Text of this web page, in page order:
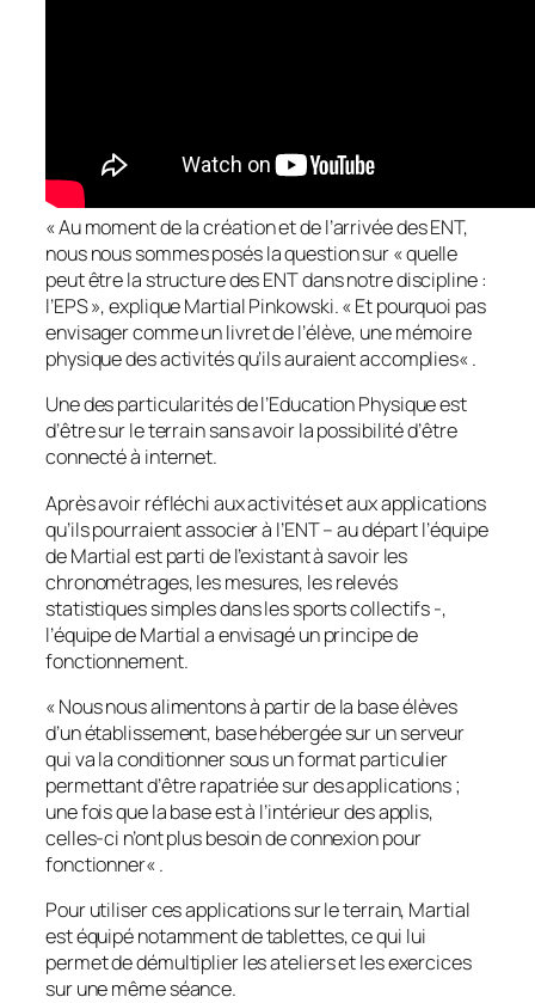
«Au moment de la création et de l’arrivée des ENT,
nous nous sommes posés la question sur « quelle
peut être la structure des ENT dans notre discipline :
l’EPS », explique Martial Pinkowski. «Et pourquoi pas
envisager comme un livret de l’élève, une mémoire
physique des activités qu’ils auraient accomplies« .
Une des particularités de l’Education Physique est
d’être sur le terrain sans avoir la possibilité d’être
connecté à internet.
Après avoir réfléchi aux activités et aux applications
qu’ils pourraient associer à l’ENT – au départ l’équipe
de Martial est parti de l’existant à savoir les
chronométrages, les mesures, les relevés
statistiques simples dans les sports collectifs -,
l’équipe de Martial a envisagé un principe de
fonctionnement.
«Nous nous alimentons à partir de la base élèves
d’un établissement, base hébergée sur un serveur
qui va la conditionner sous un format particulier
permettant d’être rapatriée sur des applications ;
une fois que la base est à l’intérieur des applis,
celles-ci n’ont plus besoin de connexion pour
fonctionner« .
Pour utiliser ces applications sur le terrain, Martial
est équipé notamment de tablettes, ce qui lui
permet de démultiplier les ateliers et les exercices
sur une même séance.